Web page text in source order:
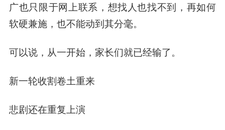
广也只限于网上联系，想找人也找不到，再如何
软硬兼施，也不能动到其分毫。
可以说，从一开始，家长们就已经输了。
新一轮收割卷土重来
悲剧还在重复上演